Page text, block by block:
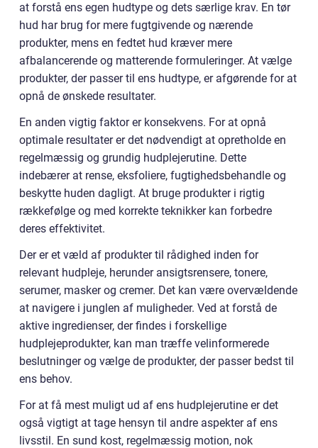
at forstå ens egen hudtype og dets særlige krav. En tør
hud har brug for mere fugtgivende og nærende
produkter, mens en fedtet hud kræver mere
afbalancerende og matterende formuleringer. At vælge
produkter, der passer til ens hudtype, er afgørende for at
opnå de ønskede resultater.
En anden vigtig faktor er konsekvens. For at opnå
optimale resultater er det nødvendigt at opretholde en
regelmæssig og grundig hudplejerutine. Dette
indebærer at rense, eksfoliere, fugtighedsbehandle og
beskytte huden dagligt. At bruge produkter i rigtig
rækkefølge og med korrekte teknikker kan forbedre
deres effektivitet.
Der er et væld af produkter til rådighed inden for
relevant hudpleje, herunder ansigtsrensere, tonere,
serumer, masker og cremer. Det kan være overvældende
at navigere i junglen af muligheder. Ved at forstå de
aktive ingredienser, der findes i forskellige
hudplejeprodukter, kan man træffe velinformerede
beslutninger og vælge de produkter, der passer bedst til
ens behov.
For at få mest muligt ud af ens hudplejerutine er det
også vigtigt at tage hensyn til andre aspekter af ens
livsstil. En sund kost, regelmæssig motion, nok